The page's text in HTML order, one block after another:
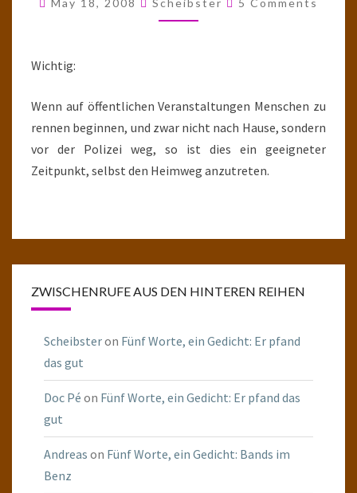
May 18, 2008 Scheibster 5 Comments
Wichtig:
Wenn auf öffentlichen Veranstaltungen Menschen zu
rennen beginnen, und zwar nicht nach Hause, sondern
vor der Polizei weg, so ist dies ein geeigneter
Zeitpunkt, selbst den Heimweg anzutreten.
ZWISCHENRUFE AUS DEN HINTEREN REIHEN
Scheibsteron Fünf Worte, ein Gedicht: Er pfand
das gut
Doc Pé on Fünf Worte, ein Gedicht: Er pfand das
gut
Andreas on Fünf Worte, ein Gedicht: Bands im
Benz